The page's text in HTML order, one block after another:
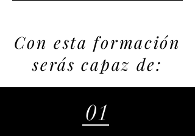
Con esta formación
serás capaz de:
01